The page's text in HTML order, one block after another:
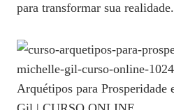
para transformar sua realidade.